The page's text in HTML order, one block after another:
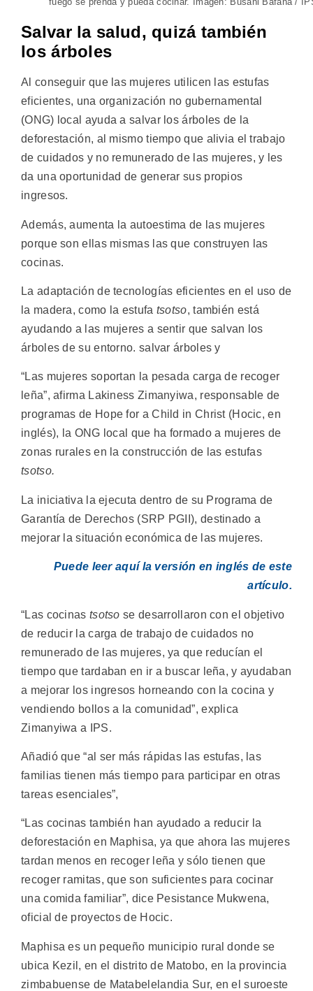
Salvar la salud, quizá también
los árboles
Al conseguir que las mujeres utilicen las estufas
eficientes, una organización no gubernamental
(ONG) local ayuda a salvar los árboles de la
deforestación, al mismo tiempo que alivia el trabajo
de cuidados y no remunerado de las mujeres, y les
da una oportunidad de generar sus propios
ingresos.
Además, aumenta la autoestima de las mujeres
porque son ellas mismas las que construyen las
cocinas.
La adaptación de tecnologías eficientes en el uso de
la madera, como la estufa tsotso, también está
ayudando a las mujeres a sentir que salvan los
árboles de su entorno. salvar árboles y
“Las mujeres soportan la pesada carga de recoger
leña”, afirma Lakiness Zimanyiwa, responsable de
programas de Hope for a Child in Christ (Hocic, en
inglés), la ONG local que ha formado a mujeres de
zonas rurales en la construcción de las estufas
tsotso.
La iniciativa la ejecuta dentro de su Programa de
Garantía de Derechos (SRP PGII), destinado a
mejorar la situación económica de las mujeres.
Puede leer aquí la versión en inglés de este
artículo.
“Las cocinas tsotsose desarrollaron con el objetivo
de reducir la carga de trabajo de cuidados no
remunerado de las mujeres, ya que reducían el
tiempo que tardaban en ir a buscar leña, y ayudaban
a mejorar los ingresos horneando con la cocina y
vendiendo bollos a la comunidad”, explica
Zimanyiwa a IPS.
Añadió que “al ser más rápidas las estufas, las
familias tienen más tiempo para participar en otras
tareas esenciales”,
“Las cocinas también han ayudado a reducir la
deforestación en Maphisa, ya que ahora las mujeres
tardan menos en recoger leña y sólo tienen que
recoger ramitas, que son suficientes para cocinar
una comida familiar”, dice Pesistance Mukwena,
oficial de proyectos de Hocic.
Maphisa es un pequeño municipio rural donde se
ubica Kezil, en el distrito de Matobo, en la provincia
zimbabuense de Matabelelandia Sur, en el suroeste